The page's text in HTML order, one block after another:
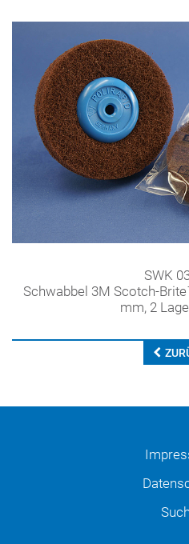
SWK
Schwabbel 3M Scotch-
mm, 2